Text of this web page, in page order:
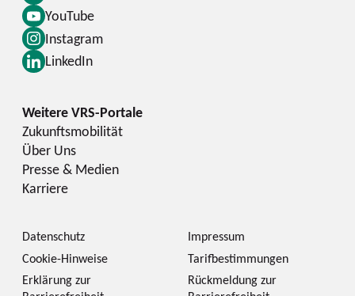
YouTube
Instagram
LinkedIn
Zukunftsmobilität
Über Uns
Presse & Medien
Karriere
Datenschutz
Impressum
Cookie-Hinweise
Tarifbestimmungen
Erklärung zur
Rückmeldung zur